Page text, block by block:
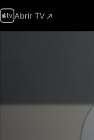
Abrir TV